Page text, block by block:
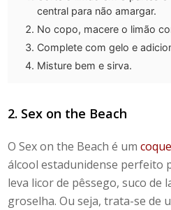
central para não amargar.
No copo, macere o limão
Complete com gelo e
Misture bem e sirva.
2. Sex on the Beach
O Sex on the Beach é um
álcool estadunidense perfeito
leva licor de pêssego, suco de
groselha. Ou seja, trata-se de